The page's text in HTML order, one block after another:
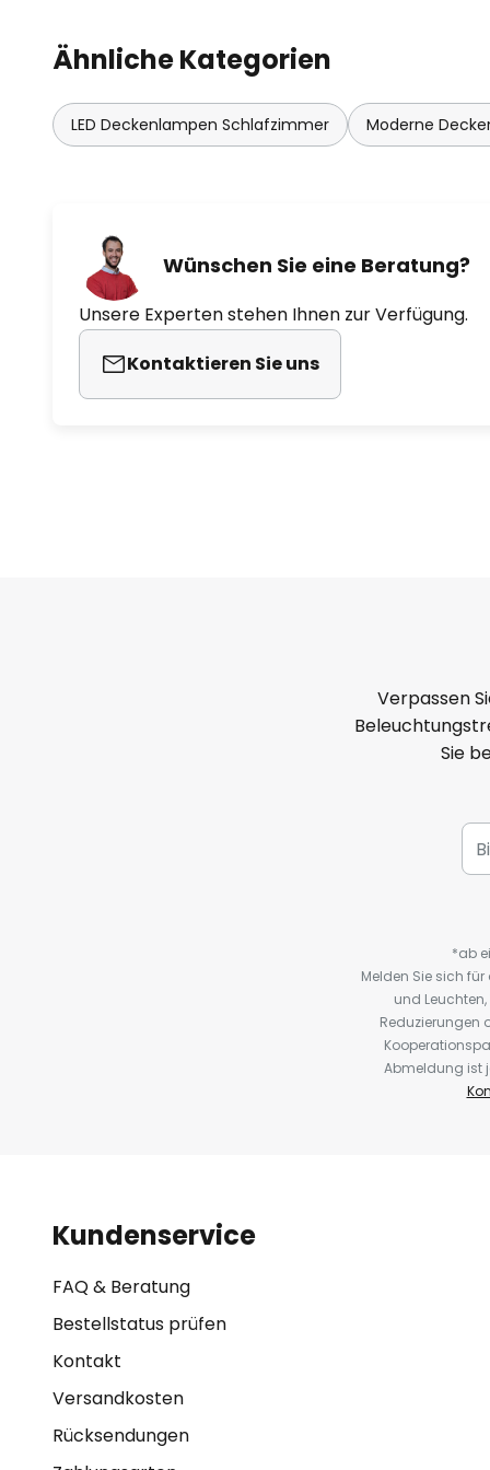
Ähnliche Kategorien
LED Deckenlampen Schlafzimmer Moderne
Wünschen Sie eine Beratung?
Unsere Experten stehen Ihnen zur Verfügung.
Kontaktieren Sie uns
Verpassen
Sie
*ab
Melden Sie sich
und
Reduzierungen
Abmeldung ist
Kundenservice
FAQ & Beratung
Bestellstatus prüfen
Kontakt
Versandkosten
Rücksendungen